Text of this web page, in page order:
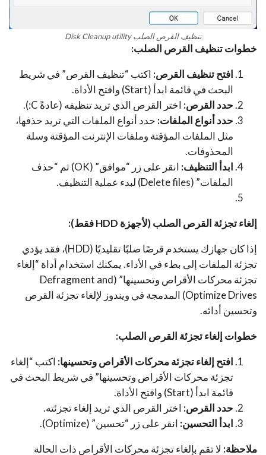
تنظيف القرص الصلب Disk Cleanup utility
خطوات تنظيف القرص الصلب:
افتح تنظيف القرص: اكتب “تنظيف القرص” في شريط
البحث في قائمة ابدأ (Start) وافتح الأداة.
حدد القرص: اختر القرص الذي تريد تنظيفه (عادةً C:).
حدد أنواع الملفات: حدد أنواع الملفات التي تريد حذفها،
مثل الملفات المؤقتة وملفات الإنترنت المؤقتة وسلة
المحذوفات.
ابدأ التنظيف:
انقر على زر “موافق” (OK) ثم “حذف
الملفات” (Delete files) لبدء عملية التنظيف.
إلغاء تجزئة القرص الصلب (لأجهزة HDD فقط):
إذا كان جهازك يستخدم قرصًا صلبًا تقليديًا (HDD)، فقد يؤدي
تجزئة الملفات إلى بطء في الأداء. يمكنك استخدام أداة “إلغاء
تجزئة محركات الأقراص وتحسينها” (Defragment and
Optimize Drives) المدمجة في ويندوز لإلغاء تجزئة القرص
وتحسين أدائه.
خطوات إلغاء تجزئة القرص الصلب:
افتح إلغاء تجزئة محركات الأقراص وتحسينها: اكتب “إلغاء
تجزئة محركات الأقراص وتحسينها” في شريط البحث في
قائمة ابدأ (Start) وافتح الأداة.
حدد القرص: اختر القرص الذي تريد إلغاء تجزئته.
ابدأ التحسين: انقر على زر “تحسين” (Optimize).
ملاحظة: لا تقم بإلغاء تجزئة محركات الأقراص ذات الحالة